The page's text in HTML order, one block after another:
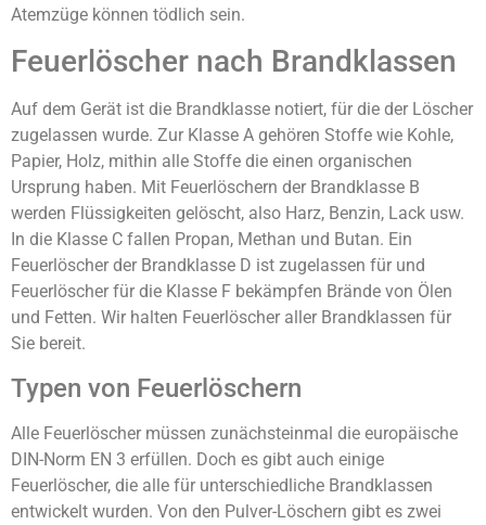
Atemzüge können tödlich sein.
Feuerlöscher nach Brandklassen
Auf dem Gerät ist die Brandklasse notiert, für die der Löscher
zugelassen wurde. Zur Klasse A gehören Stoffe wie Kohle,
Papier, Holz, mithin alle Stoffe die einen organischen
Ursprung haben. Mit Feuerlöschern der Brandklasse B
werden Flüssigkeiten gelöscht, also Harz, Benzin, Lack usw.
In die Klasse C fallen Propan, Methan und Butan. Ein
Feuerlöscher der Brandklasse D ist zugelassen für und
Feuerlöscher für die Klasse F bekämpfen Brände von Ölen
und Fetten. Wir halten Feuerlöscher aller Brandklassen für
Sie bereit.
Typen von Feuerlöschern
Alle Feuerlöscher müssen zunächsteinmal die europäische
DIN-Norm EN 3 erfüllen. Doch es gibt auch einige
Feuerlöscher, die alle für unterschiedliche Brandklassen
entwickelt wurden. Von den Pulver-Löschern gibt es zwei